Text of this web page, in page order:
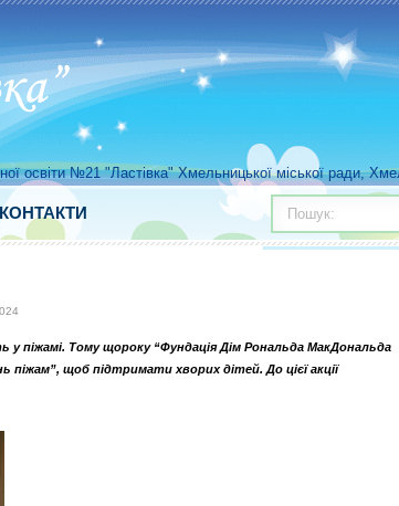
освіти №21 "Ластівка" Хмельницької міської ради,
КОНТАКТИ Пошук:
піжамі. Тому щороку “Фундація Дім Рональда МакДональда
піжам”, щоб підтримати хворих дітей. До цієї акції